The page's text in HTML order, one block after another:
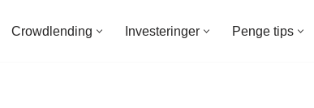
Crowdlending Investeringer Penge tips